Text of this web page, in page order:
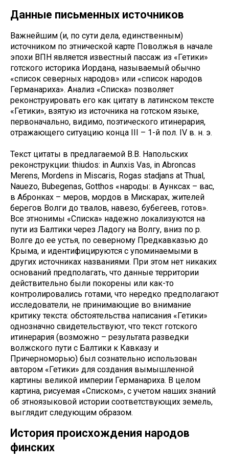
Данные письменных источников
Важнейшим (и, по сути дела, единственным)
источником по этнической карте Поволжья в начале
эпохи ВПН является известный пассаж из «Гетики»
готского историка Иордана, называемый обычно
«список северных народов» или «список народов
Германариха». Анализ «Списка» позволяет
реконструировать его как цитату в латинском тексте
«Гетики», взятую из источника на готском языке,
первоначально, видимо, поэтического итинерария,
отражающего ситуацию конца III – 1-й пол. IV в. н. э.
Текст цитаты в предлагаемой В.В. Напольских
реконструкции: thiudos: in Aunxis Vas, in Abroncas
Merens, Mordens in Miscaris, Rogas stadjans at Thual,
Nauezo, Bubegenas, Gotthos «народы: в Аунксах – вас,
в Абронках – меров, мордов в Мискарах, жителей
берегов Волги до твалов, навезо, бубегеев, готов».
Все этнонимы «Списка» надежно локализуются на
пути из Балтики через Ладогу на Волгу, вниз по р.
Волге до ее устья, по северному Предкавказью до
Крыма, и идентифицируются с упоминаемыми в
других источниках названиями. При этом нет никаких
оснований предполагать, что данные территории
действительно были покорены или как-то
контролировались готами, что нередко предполагают
исследователи, не принимающие во внимание
критику текста: обстоятельства написания «Гетики»
однозначно свидетельствуют, что текст готского
итинерария (возможно – результата разведки
волжского пути с Балтики к Кавказу и
Причерноморью) был сознательно использован
автором «Гетики» для создания вымышленной
картины великой империи Германариха. В целом
картина, рисуемая «Списком», с учетом наших знаний
об этноязыковой истории соответствующих земель,
выглядит следующим образом.
История происхождения народов
финских